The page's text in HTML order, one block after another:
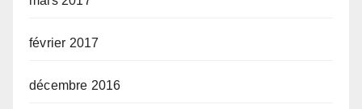
février 2017
décembre 2016